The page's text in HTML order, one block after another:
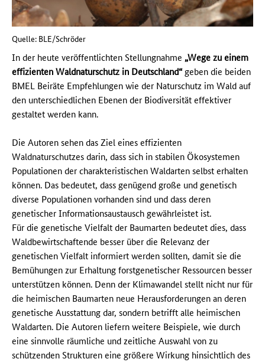
Quelle: BLE/Schröder
In der heute veröffentlichten Stellungnahme „Wege zu einem
effizienten Waldnaturschutz in Deutschland“geben die beiden
BMEL Beiräte Empfehlungen wie der Naturschutz im Wald auf
den unterschiedlichen Ebenen der Biodiversität effektiver
gestaltet werden kann.
Die Autoren sehen das Ziel eines effizienten
Waldnaturschutzes darin, dass sich in stabilen Ökosystemen
Populationen der charakteristischen Waldarten selbst erhalten
können. Das bedeutet, dass genügend große und genetisch
diverse Populationen vorhanden sind und dass deren
genetischer Informationsaustausch gewährleistet ist.
Für die genetische Vielfalt der Baumarten bedeutet dies, dass
Waldbewirtschaftende besser über die Relevanz der
genetischen Vielfalt informiert werden sollten, damit sie die
Bemühungen zur Erhaltung forstgenetischer Ressourcen besser
unterstützen können. Denn der Klimawandel stellt nicht nur für
die heimischen Baumarten neue Herausforderungen an deren
genetische Ausstattung dar, sondern betrifft alle heimischen
Waldarten. Die Autoren liefern weitere Beispiele, wie durch
eine sinnvolle räumliche und zeitliche Auswahl von zu
schützenden Strukturen eine größere Wirkung hinsichtlich des